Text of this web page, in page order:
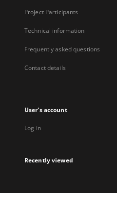
Project Participants
Technical information
Frequently asked questions
Contact details
User's account
Log in
Recently viewed